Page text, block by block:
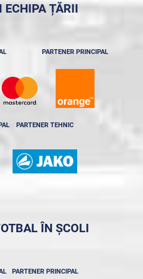
ECHIPA ȚĂRII
PARTENER PRINCIPAL
PARTENER TEHNIC
ÎN ȘCOLI
PARTENER PRINCIPAL